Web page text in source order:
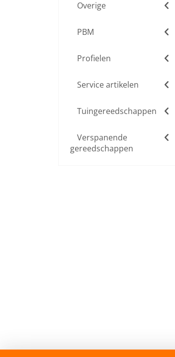
Overige
PBM
Profielen
Service artikelen
Tuingereedschappen
Verspanende
gereedschappen